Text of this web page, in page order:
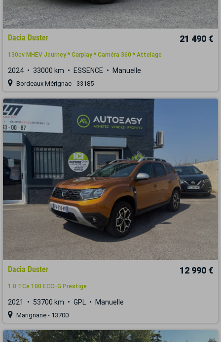
Dacia Duster 21 490 €
130cv MHEV Journey * Carplay * Caméra 360 * Attelage
2024 33000 km ESSENCE Manuelle
Bordeaux Mérignac - 33185
Dacia Duster 12 990 €
1.0 TCe 100 ECO-G Prestige
2021 53700 km GPL Manuelle
Marignane - 13700